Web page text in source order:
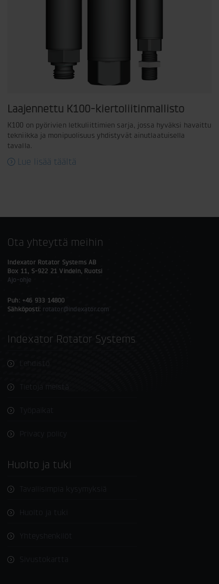
Laajennettu K100-kiertoliitinmallisto
K100 on pyörivien letkuliittimien sarja, jossa hyväksi havaittu
tekniikka ja monipuolisuus yhdistyvät ainutlaatuisella
tavalla.
Lue lisää täältä
Ota yhteyttä meihin
Indexator Rotator Systems AB
Box 11, S-922 21 Vindeln, Ruotsi
Ajo-ohje
Puh: +46 933 14800
Sähköposti: rotator@indexator.com
Indexator Rotator Systems
Lehdistö
Tietoja meistä
Työpaikat
Huolto ja tuki
Tavallisimpia kysymyksiä
Huolto ja tuki
Yhteyshenkilöt
Sivustokartta